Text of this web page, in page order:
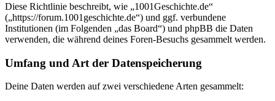
Diese Richtlinie beschreibt, wie „1001Geschichte.de“
(„https://forum.1001geschichte.de“) und ggf. verbundene
Institutionen (im Folgenden „das Board“) und phpBB die Daten
verwenden, die während deines Foren-Besuchs gesammelt werden.
Umfang und Art der Datenspeicherung
Deine Daten werden auf zwei verschiedene Arten gesammelt: